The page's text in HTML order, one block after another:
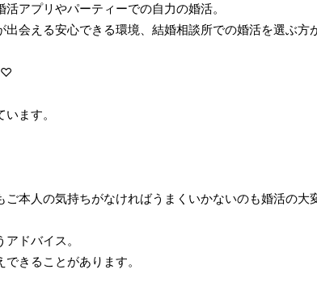
アプリやパーティーでの自力の婚活。
会える安心できる環境、結婚相談所での婚活を選ぶ方
♡
ます。
本人の気持ちがなければうまくいかないのも婚活の大
ドバイス。
きることがあります。